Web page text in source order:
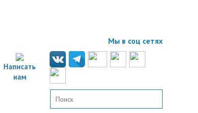
Написать
нам
Мы в соц сетях